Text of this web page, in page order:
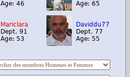
Age: 46
Age: 65
Mariclara
Dept. 91
Age: 53
Daviddu77
Dept. 77
Age: 55